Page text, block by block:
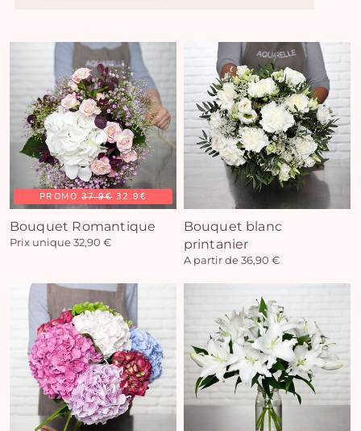
PROMO 37.9€32.9€
Bouquet Romantique
Prix unique 32,90 €
Bouquet blanc
printanier
A partir de 36,90 €